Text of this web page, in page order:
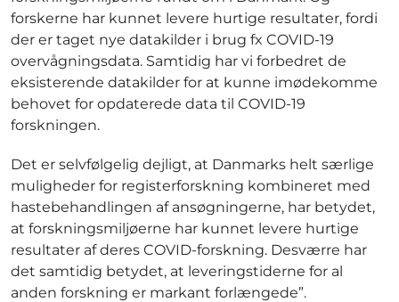
forskerne har kunnet levere hurtige resultater, fordi
der er taget nye datakilder i brug fx COVID-19
overvågningsdata. Samtidig har vi forbedret de
eksisterende datakilder for at kunne imødekomme
behovet for opdaterede data til COVID-19
forskningen.
Det er selvfølgelig dejligt, at Danmarks helt særlige
muligheder for registerforskning kombineret med
hastebehandlingen af ansøgningerne, har betydet,
at forskningsmiljøerne har kunnet levere hurtige
resultater af deres COVID-forskning. Desværre har
det samtidig betydet, at leveringstiderne for al
anden forskning er markant forlængede”.